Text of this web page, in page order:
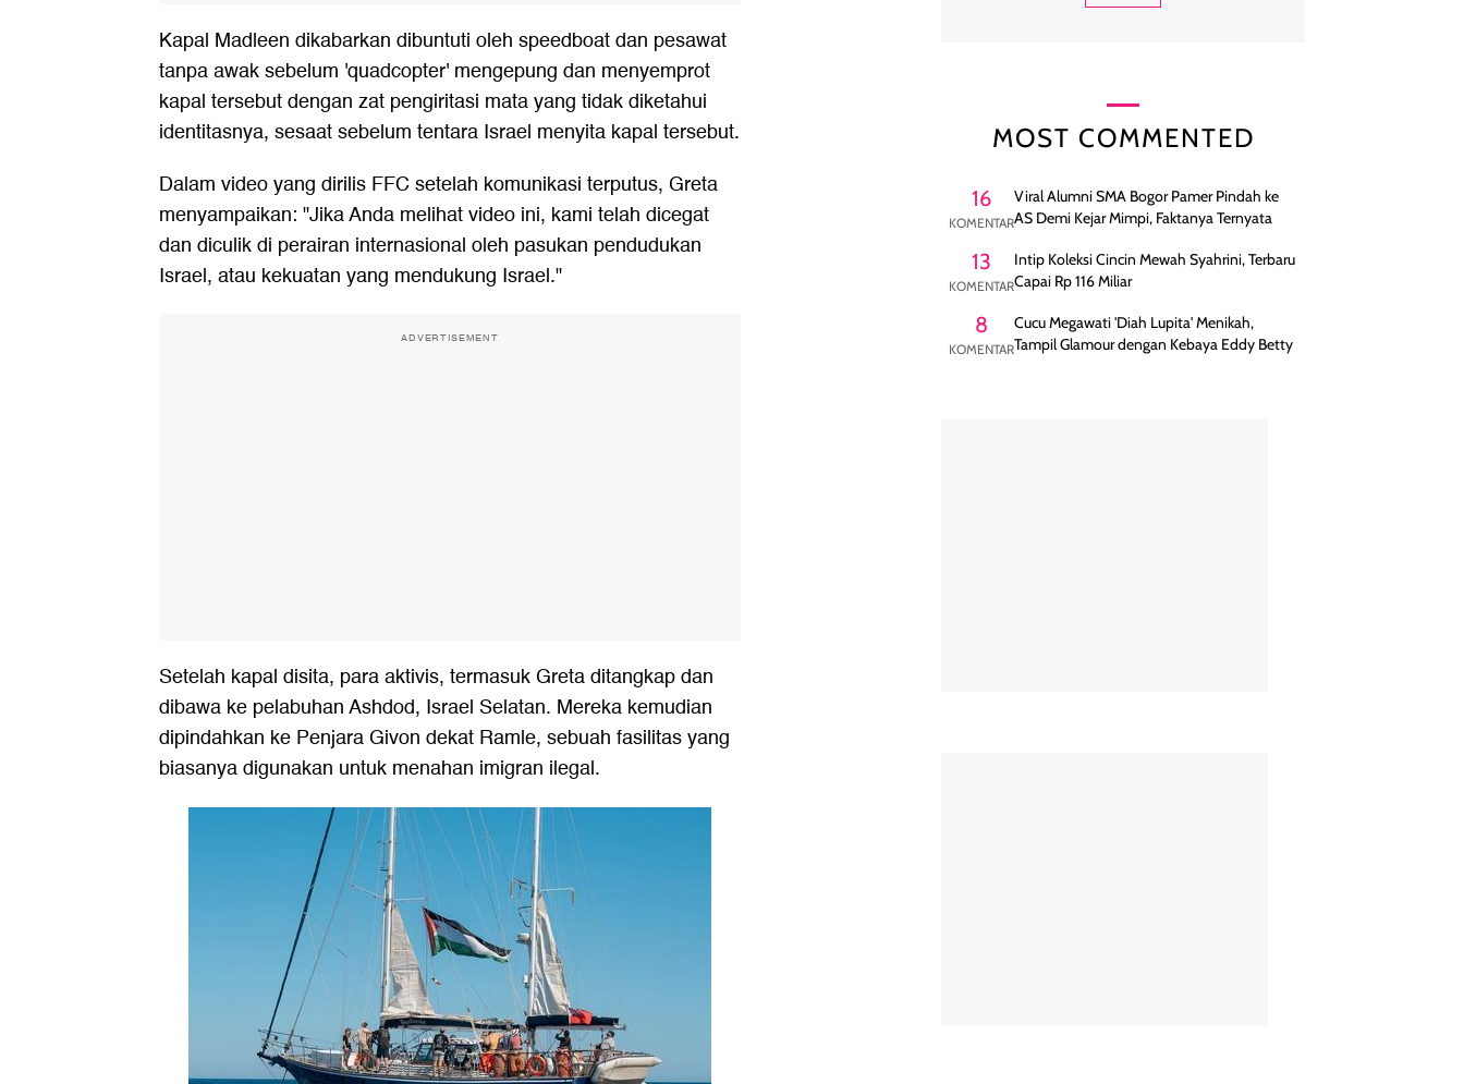
Kapal Madleen dikabarkan dibuntuti oleh speedboat dan pesawat
tanpa awak sebelum 'quadcopter' mengepung dan menyemprot
kapal tersebut dengan zat pengiritasi mata yang tidak diketahui
identitasnya, sesaat sebelum tentara Israel menyita kapal tersebut.
Dalam video yang dirilis FFC setelah komunikasi terputus, Greta
menyampaikan: "Jika Anda melihat video ini, kami telah dicegat
dan diculik di perairan internasional oleh pasukan pendudukan
Israel, atau kekuatan yang mendukung Israel."
ADVERTISEMENT
Setelah kapal disita, para aktivis, termasuk Greta ditangkap dan
dibawa ke pelabuhan Ashdod, Israel Selatan. Mereka kemudian
dipindahkan ke Penjara Givon dekat Ramle, sebuah fasilitas yang
biasanya digunakan untuk menahan imigran ilegal.
MOST COMMENTED
16
KOMENTAR
Viral Alumni SMA Bogor Pamer Pindah ke
AS Demi Kejar Mimpi, Faktanya Ternyata
13
KOMENTAR
Intip Koleksi Cincin Mewah Syahrini, Terbaru
Capai Rp 116 Miliar
8
KOMENTAR
Cucu Megawati 'Diah Lupita' Menikah,
Tampil Glamour dengan Kebaya Eddy Betty